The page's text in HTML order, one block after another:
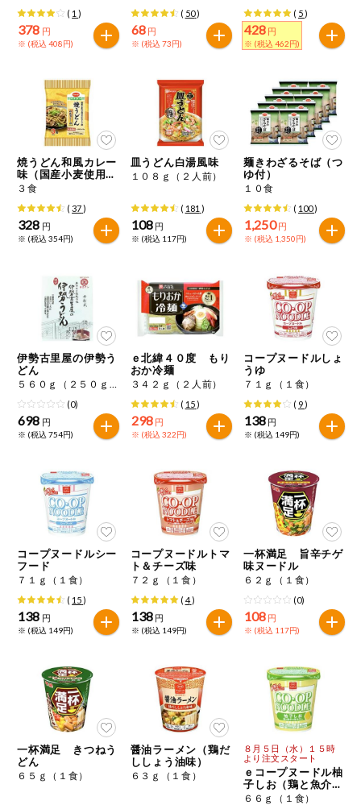
自動注文システム登録
自動注文システム登録を修正する
くらしの定番品（毎週企画）
専門ショップサイト
パルコープ・よどがわ生協の情報サイト
ご利用ガイド
商品のリクエスト
アプリのダウンロード
テキスト注文サイトを表示
お問い合わせ
飲料
切り花・仏花
ティッシュ・
トイレットペ
ーパー
衛生・生理用
品
洗濯・バス・
トイレ用品
住居・生活用
コスメ＆ボデ
ィケア
ベビー
衣料品
趣味・娯楽
ペット
先着限定企画
今週のお買い
コープ商品
いくら オレンジ カシューナッツ
さけ ゼラチン 大豆
鶏肉 バナナ 豚肉
りんご
アレルゲン情報は、商品企画時の情報のため、ご使用前には
必ず商品パッケージの表示をご確認ください。
特定原材料に準ずるものは、お取引先から情報提供のあった
範囲でのお知らせです。
( 1 )
378 円
※ (税込 408円)
( 50)
68 円
※ (税込 73円)
( 5)
428 円
※ (税込 462円)
焼うどん和風カレー
味（国産小麦使用う
どん）
３食
(37)
328 円
※ (税込 354円)
皿うどん白湯風味
１０８ｇ（２人前）
( 181 )
108 円
※ (税込 117円)
麺きわざるそば（つ
ゆ付）
１０食
( 100)
1,250 円
※ (税込 1,350円)
伊勢古里屋の伊勢う
どん
５６０ｇ（２５０ｇ×２、たれ３０ｇ×２）
(0)
698 円
※ (税込 754円)
ｅ北緯４０度 もり
おか冷麺
３４２ｇ（２人前）
( 15)
298 円
※ (税込 322円)
コープヌードルしょ
うゆ
７１ｇ（１食）
( 9)
138 円
※ (税込 149円)
コープヌードルシー
フード
７１ｇ（１食）
( 15)
138 円
※ (税込 149円)
コープヌードルトマ
ト＆チーズ味
７２ｇ（１食）
( 4)
138 円
※ (税込 149円)
一杯満足 旨辛チゲ
味ヌードル
６２ｇ（１食）
(0)
108 円
※ (税込 117円)
一杯満足 きつねう
どん
６５ｇ（１食）
醤油ラーメン（鶏だ
ししょう油味）
６３ｇ（１食）
８月５日（水）１５時
より注文スタート
ｅコープヌードル柚
子しお（鶏と魚介の
旨みだし）
６６ｇ（１食）